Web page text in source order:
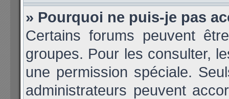
» Pourquoi ne puis-je pas
Certains forums peuvent
groupes. Pour les consulter,
une permission spéciale.
administrateurs peuvent